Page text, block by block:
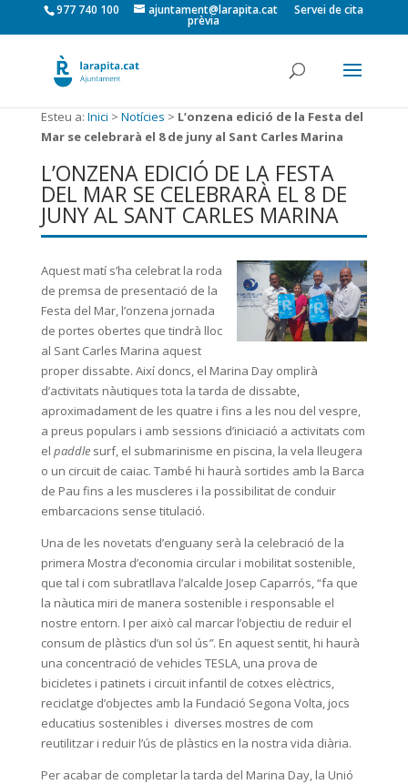
977 740 100 ajuntament@larapita.cat Servei de cita
prèvia
Esteu a: Inici > Notícies > L’onzena edició de la Festa del
Mar se celebrarà el 8 de juny al Sant Carles Marina
L’ONZENA EDICIÓ DE LA FESTA
DEL MAR SE CELEBRARÀ EL 8 DE
JUNY AL SANT CARLES MARINA
Aquest matí s’ha celebrat la roda
de premsa de presentació de la
Festa del Mar, l’onzena jornada
de portes obertes que tindrà lloc
al Sant Carles Marina aquest
proper dissabte. Així doncs, el Marina Day omplirà
d’activitats nàutiques tota la tarda de dissabte,
aproximadament de les quatre i fins a les nou del vespre,
a preus populars i amb sessions d’iniciació a activitats com
el paddlesurf, el submarinisme en piscina, la vela lleugera
o un circuit de caiac. També hi haurà sortides amb la Barca
de Pau fins a les muscleres i la possibilitat de conduir
embarcacions sense titulació.
Una de les novetats d’enguany serà la celebració de la
primera Mostra d’economia circular i mobilitat sostenible,
que tal i com subratllava l’alcalde Josep Caparrós, “fa que
la nàutica miri de manera sostenible i responsable el
nostre entorn. I per això cal marcar l’objectiu de reduir el
consum de plàstics d’un sol ús”. En aquest sentit, hi haurà
una concentració de vehicles TESLA, una prova de
bicicletes i patinets i circuit infantil de cotxes elèctrics,
reciclatge d’objectes amb la Fundació Segona Volta, jocs
educatius sostenibles i diverses mostres de com
reutilitzar i reduir l’ús de plàstics en la nostra vida diària.
Per acabar de completar la tarda del Marina Day, la Unió